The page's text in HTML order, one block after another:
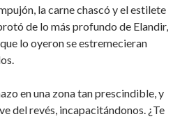
la carne chascó y el estilete
de lo más profundo de Elandir,
lo oyeron se estremecieran
en una zona tan prescindible, y
del revés, incapacitándonos. ¿Te